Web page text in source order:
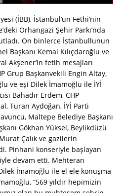
(İBB), İstanbul’un Fethi’nin
Orhangazi Şehir Parkı’nda
On binlerce İstanbullunun
Başkanı Kemal Kılıçdaroğlu ve
Akşener’in fetih mesajları
Grup Başkanvekili Engin Altay,
ve eşi Dilek İmamoğlu ile İYİ
Bahadır Erdem, CHP
Turan Aydoğan, İYİ Parti
Maltepe Belediye Başkanı
Gökhan Yüksel, Beylikdüzü
Çalık ve gazilerin
Pinhani konseriyle başlayan
devam etti. Mehteran
İmamoğlu ile el ele konuşma
“569 yıldır hepimizin